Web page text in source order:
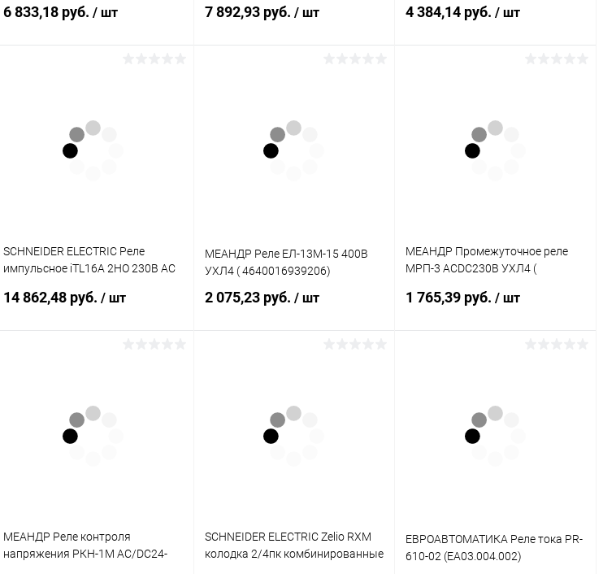
6 833,18 руб. / шт
Купить в 1 клик
В избранное
7 892,93 руб. / шт
Купить в 1 клик
В избранное
4 384,14 руб./ шт
Купить в 1 клик
В избранное
SCHNEIDER ELECTRIC Реле
импульсное iTL16A 2НО 230В АС
14 862,48 руб. / шт
Купить в 1 клик
В избранное
МЕАНДР Реле ЕЛ-13М-15 400В
УХЛ4 ( 4640016939206)
2 075,23 руб. / шт
Купить в 1 клик
В избранное
МЕАНДР Промежуточное реле
МРП-3 ACDC230В УХЛ4 (
1 765,39 руб./ шт
Купить в 1 клик
В избранное
МЕАНДР Реле контроля
напряжения РКН-1М AC/DC24-
SCHNEIDER ELECTRIC Zelio RXM
колодка 2/4пк комбинированные
ЕВРОАВТОМАТИКА Реле тока PR-
610-02 (EA03.004.002)